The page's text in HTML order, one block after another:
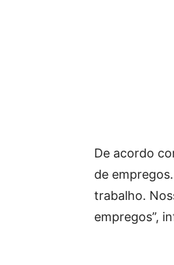
De acordo
de
trabalho.
empregos”,